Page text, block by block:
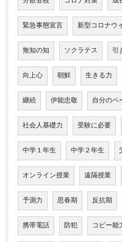
緊急事態宣言 新型コロナウ
無知の知 ソクラテス 引
向上心 朝鮮 生きる力
継続 伊能忠敬 自分のペ
社会人基礎力 受験に必要
中学１年生 中学２年生
オンライン授業 遠隔授業
予測力 思春期 反抗期
携帯電話 防犯 コピー能